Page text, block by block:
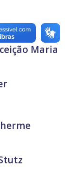
Maria